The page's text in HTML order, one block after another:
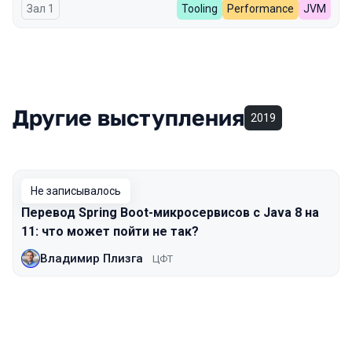
Зал 1 Tooling Performance JVM
Другие выступления 2019
Не записывалось
Перевод Spring Boot-микросервисов с Java 8 на
11: что может пойти не так?
Владимир Плизга ЦФТ